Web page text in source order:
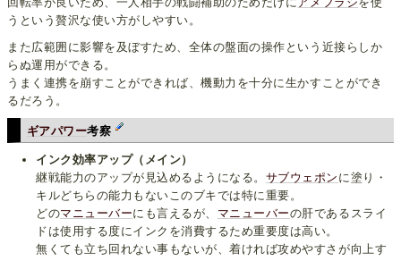
うという贅沢な使い方がしやすい。
また広範囲に影響を及ぼすため、全体の盤面の操作という近接らしか
らぬ運用ができる。
うまく連携を崩すことができれば、機動力を十分に生かすことができ
るだろう。
ギアパワー考察
インク効率アップ（メイン）
継戦能力のアップが見込めるようになる。 サブウェポン に塗り・
キルどちらの能力もないこのブキでは特に重要。
どのマニューバーにも言えるが、 マニューバーの肝であるスライ
ドは使用する度にインクを消費するため重要度は高い。
無くても立ち回れない事もないが、着ければ攻めやすさが向上す